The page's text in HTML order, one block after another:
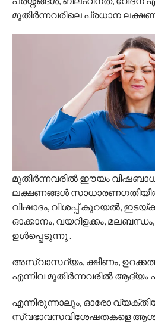
മുതിർന്നവരിലെ പ്രധാന
മുതിർന്നവരിൽ ഈയം
ലക്ഷണങ്ങൾ
വിഷാദം, വിശപ്പ് കുറയൽ,
ഓക്കാനം, വയറിളക്കം,
ഉൾപ്പെടുന്നു .
അസ്വാസ്ഥ്യം, ക്ഷീണം,
എന്നിവ മുതിർന്നവരിൽ ആദ്യം
എന്നിരുന്നാലും, ഓരോ
സ്വഭാവസവിശേഷതകളെ